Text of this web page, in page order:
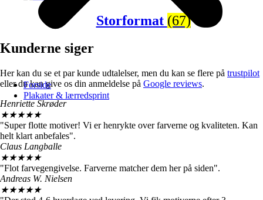
Forside
Plakater & lærredsprint
Storformat (67)
Kunderne siger
Her kan du se et par kunde udtalelser, men du kan se flere på trustpilot
eller du kan give os din anmeldelse på Google reviews.
Henriette Skrøder
★★★★★
"Super flotte motiver! Vi er henrykte over farverne og kvaliteten. Kan
helt klart anbefales".
Claus Langballe
★★★★★
"Flot farvegengivelse. Farverne matcher dem her på siden".
Andreas W. Nielsen
★★★★★